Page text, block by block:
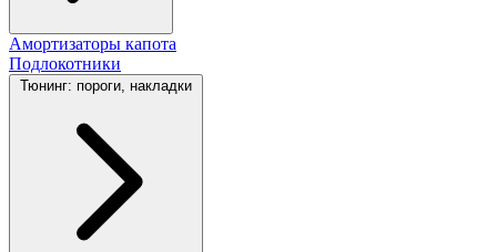
Амортизаторы капота
Подлокотники
Тюнинг: пороги, накладки